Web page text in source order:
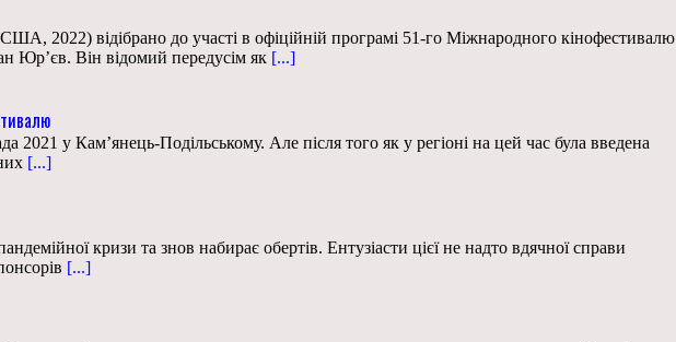
2022) відібрано до участі в офіційній програмі 51-го Міжнародного кінофестивалю
Юр’єв. Він відомий передусім як [...]
у Кам’янець-Подільському. Але після того як у регіоні на цей час була введена
[...]
кризи та знов набирає обертів. Ентузіасти цієї не надто вдячної справи
[...]